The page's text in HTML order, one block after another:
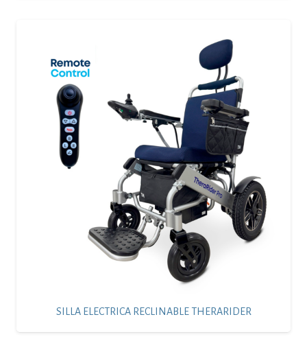
SILLA ELECTRICA RECLINABLE THERARIDER